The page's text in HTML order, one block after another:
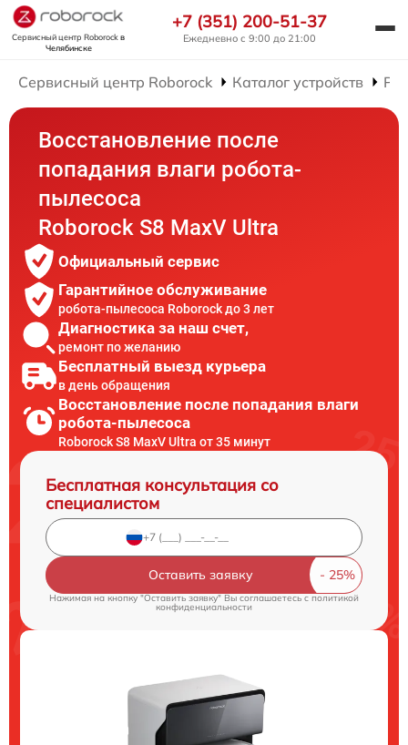
Сервисный центр Roborockв
Челябинске
+7 (351) 200-51-37
Ежедневно с 9:00 до 21:00
Сервисный центр Roborock Каталог устройств
Восстановление после
попадания влаги робота-
пылесоса
Roborock S8 MaxV Ultra
Официальный сервис
Гарантийное обслуживание
робота-пылесоса Roborock до 3 лет
Диагностика за наш счет,
ремонт по желанию
Бесплатный выезд курьера
в день обращения
Восстановление после попадания влаги
робота-пылесоса
Roborock S8 MaxV Ultra от 35 минут
Бесплатная консультация со
специалистом
Оставить заявку
Нажимая на кнопку "Оставить заявку" Вы соглашаетесь cполитикой
конфиденциальности